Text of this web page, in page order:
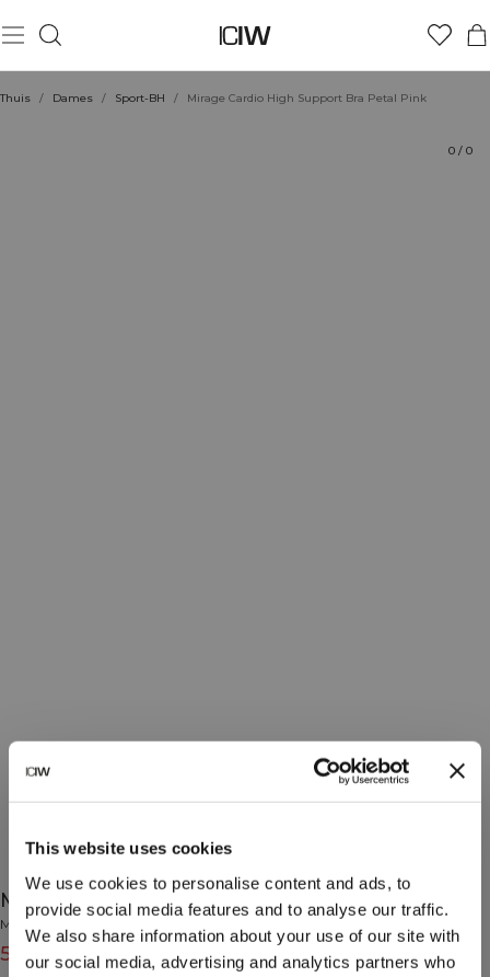
This website uses cookies
We use cookies to personalise content and ads, to
provide social media features and to analyse our traffic.
We also share information about your use of our site with
our social media, advertising and analytics partners who
Thuis / Dames / Sport-BH / Mirage Cardio High Support Bra Petal Pink
0 / 0
Mirage Cardio High Support Bra Petal Pink
Mirage Collection
55€69€(-20%)